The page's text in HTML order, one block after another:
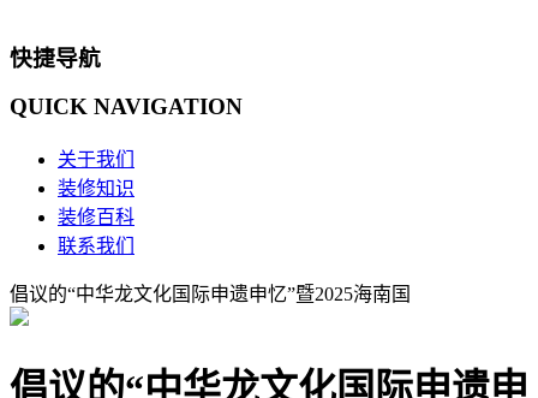
快捷导航
QUICK NAVIGATION
关于我们
装修知识
装修百科
联系我们
倡议的“中华龙文化国际申遗申忆”暨2025海南国
倡议的“中华龙文化国际申遗申